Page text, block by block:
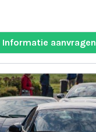
Informatie aanvragen